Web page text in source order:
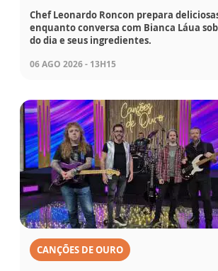
Chef Leonardo Roncon prepara
enquanto conversa com Bianca Láua
do dia e seus ingredientes.
06 AGO 2026 - 13H15
CANÇÕES DE OURO